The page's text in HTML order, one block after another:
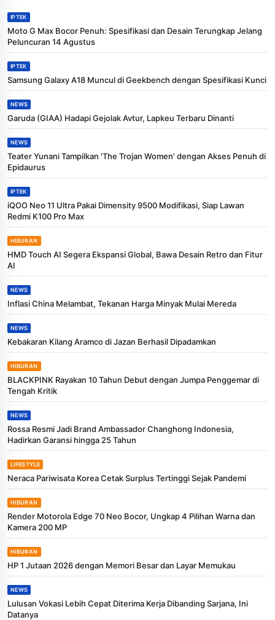
IPTEK
Moto G Max Bocor Penuh: Spesifikasi dan Desain Terungkap Jelang
Peluncuran 14 Agustus
IPTEK
Samsung Galaxy A18 Muncul di Geekbench dengan Spesifikasi Kunci
NEWS
Garuda (GIAA) Hadapi Gejolak Avtur, Lapkeu Terbaru Dinanti
NEWS
Teater Yunani Tampilkan 'The Trojan Women' dengan Akses Penuh di
Epidaurus
IPTEK
iQOO Neo 11 Ultra Pakai Dimensity 9500 Modifikasi, Siap Lawan
Redmi K100 Pro Max
HIBURAN
HMD Touch AI Segera Ekspansi Global, Bawa Desain Retro dan Fitur
AI
NEWS
Inflasi China Melambat, Tekanan Harga Minyak Mulai Mereda
NEWS
Kebakaran Kilang Aramco di Jazan Berhasil Dipadamkan
HIBURAN
BLACKPINK Rayakan 10 Tahun Debut dengan Jumpa Penggemar di
Tengah Kritik
NEWS
Rossa Resmi Jadi Brand Ambassador Changhong Indonesia,
Hadirkan Garansi hingga 25 Tahun
LIFESTYLE
Neraca Pariwisata Korea Cetak Surplus Tertinggi Sejak Pandemi
HIBURAN
Render Motorola Edge 70 Neo Bocor, Ungkap 4 Pilihan Warna dan
Kamera 200 MP
HIBURAN
HP 1 Jutaan 2026 dengan Memori Besar dan Layar Memukau
NEWS
Lulusan Vokasi Lebih Cepat Diterima Kerja Dibanding Sarjana, Ini
Datanya